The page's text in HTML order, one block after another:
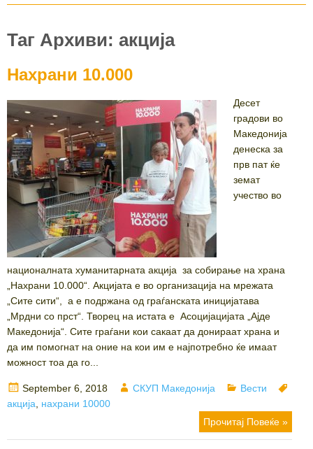
Таг Архиви: акција
Нахрани 10.000
Десет
градови во
Македонија
денеска за
прв пат ќе
земат
учество во
националната хуманитарната акција за собирање на храна
„Нахрани 10.000“. Акцијата е во организација на мрежата
„Сите сити“, а е подржана од граѓанската иницијатава
„Мрдни со прст“. Творец на истата е Асоцијацијата „Ајде
Македонија“. Сите граѓани кои сакаат да донираат храна и
да им помогнат на оние на кои им е најпотребно ќе имаат
можност тоа да го...
Posted
on
September 6, 2018 Author
СКУП Македонија Categories
Вести
акција
нахрани 10000
Прочитај Повеќе »